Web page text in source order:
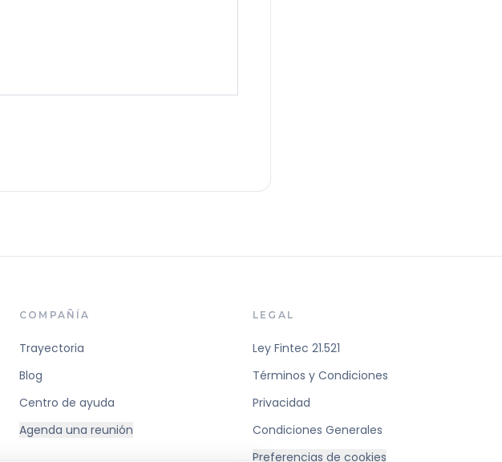
COMPAÑÍA
Trayectoria
Blog
Centro de ayuda
Agenda una reunión
LEGAL
Ley Fintec 21.521
Términos y Condiciones
Privacidad
Condiciones Generales
Preferencias de cookies